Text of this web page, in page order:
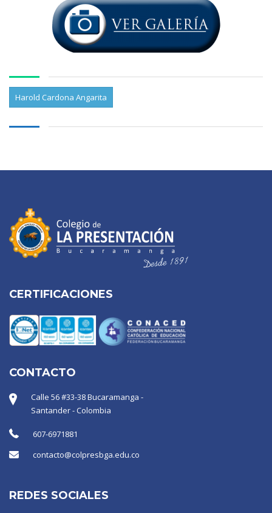
Harold Cardona Angarita
CERTIFICACIONES
CONTACTO
Calle 56 #33-38 Bucaramanga -
Santander - Colombia
607-6971881
contacto@colpresbga.edu.co
REDES SOCIALES